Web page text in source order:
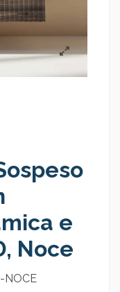
e
Noce
NOCE